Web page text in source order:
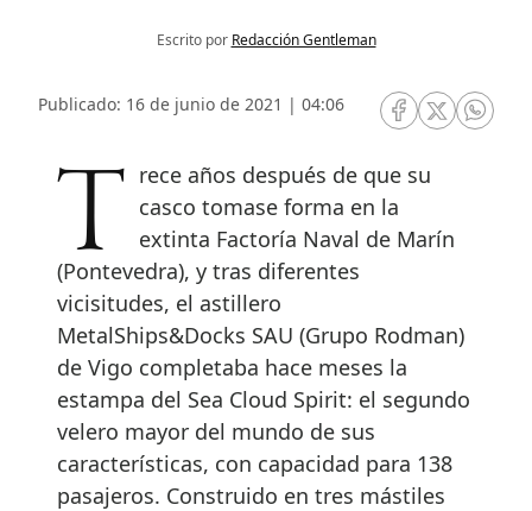
Escrito por Redacción Gentleman
Publicado: 16 de junio de 2021 | 04:06
RRSS Facebook
RRSSRRSS
Trece años después de que su casco tomase forma en la
extinta Factoría Naval de Marín
(Pontevedra), y tras diferentes
vicisitudes, el astillero
MetalShips&Docks SAU (Grupo Rodman)
de Vigo completaba hace meses la
estampa del Sea Cloud Spirit: el segundo
velero mayor del mundo de sus
características, con capacidad para 138
pasajeros. Construido en tres mástiles